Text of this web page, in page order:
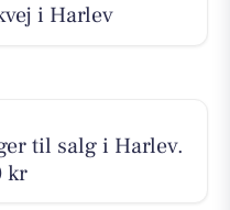
i Harlev
til salg i Harlev.
kr